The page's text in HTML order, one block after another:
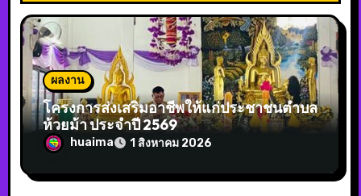
ผลงาน
โครงการส่งเสริมอาชีพให้แก่ประชาชนตำบล
ห้วยม้า ประจำปี 2569
huaima 1 สิงหาคม 2026